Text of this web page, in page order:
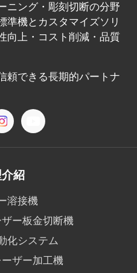
ニング・彫刻切断の分野
準機とカスタマイズソリ
向上・コスト削減・品質
頼できる長期的パートナ
紹
溶接機
ー板金切断機
化システム
ザー加工機